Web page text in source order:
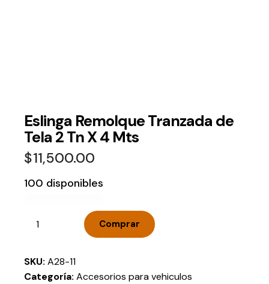
Eslinga Remolque Tranzada de
Tela 2 Tn X 4 Mts
$11,500.00
100 disponibles
Comprar
SKU: A28-11
Categoría: Accesorios para vehiculos